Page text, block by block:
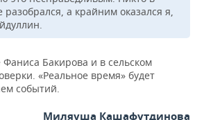
разобрался, а крайним оказался я,
Фаниса Бакирова и в сельском
«Реальное время» будет
событий.
Миляуша Кашафутдинова